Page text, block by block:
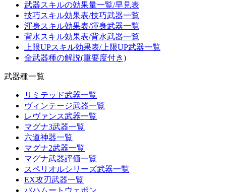
武器スキルの効果量一覧/早見表
技巧スキル効果表/技巧武器一覧
渾身スキル効果表/渾身武器一覧
背水スキル効果表/背水武器一覧
上限UPスキル効果表/上限UP武器一覧
全武器種の解説(重要度付き)
武器種一覧
リミテッド武器一覧
ヴィンテージ武器一覧
レヴァンス武器一覧
マグナ3武器一覧
六道神器一覧
マグナ2武器一覧
マグナ武器評価一覧
スペリオルシリーズ武器一覧
EX攻刃武器一覧
バハムートウェポン